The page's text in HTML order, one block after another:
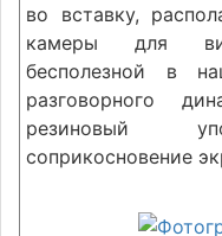
во вставку,
камеры для
бесполезной в
разговорного
резиновый
соприкосновение